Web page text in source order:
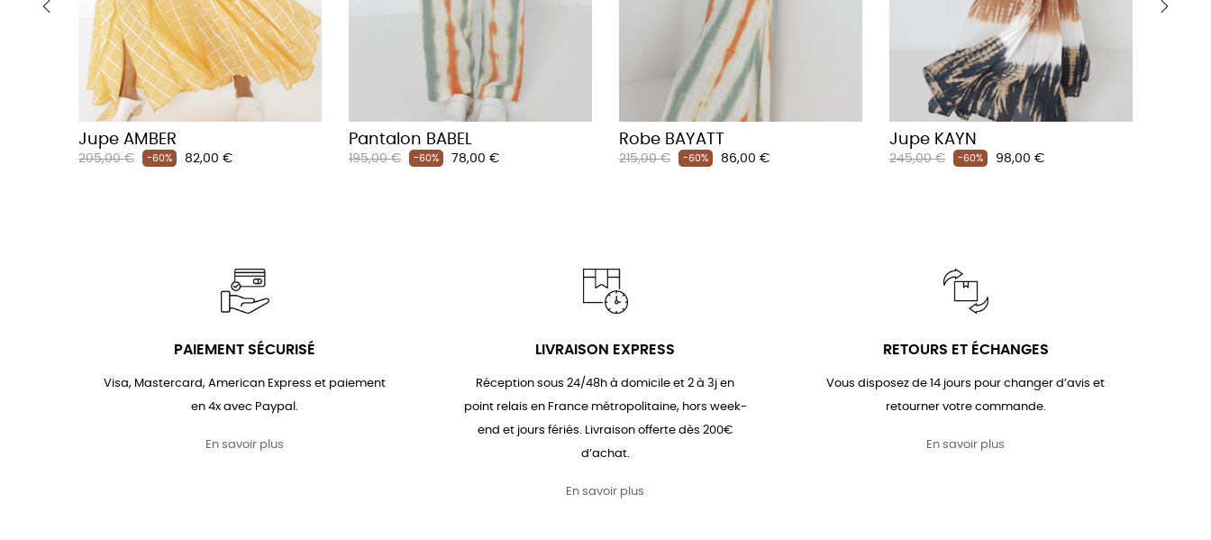
Jupe AMBER
Prix
205,00 € -60% Prix
82,00 €
Pantalon BABEL
Prix
195,00 € -60% Prix
78,00 €
Robe BAYATT
Prix
215,00 € -60% Prix
86,00 €
Jupe KAYN
Prix
245,00 € -60% Prix
98,00 €
PAIEMENT SÉCURISÉ
Visa, Mastercard, American Express et paiement
en 4x avec Paypal.
En savoir plus
LIVRAISON EXPRESS
Réception sous 24/48h à domicile et 2 à 3j en
point relais en France métropolitaine, hors week-
end et jours fériés. Livraison offerte dès 200€
d’achat.
En savoir plus
RETOURS ET ÉCHANGES
Vous disposez de 14 jours pour changer d’avis et
retourner votre commande.
En savoir plus